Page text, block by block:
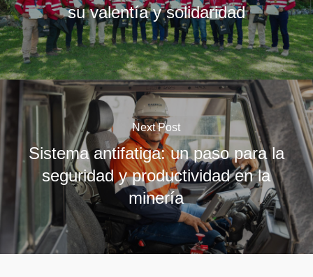
su valentía y solidaridad
Next Post
Sistema antifatiga: un paso para la
seguridad y productividad en la
minería